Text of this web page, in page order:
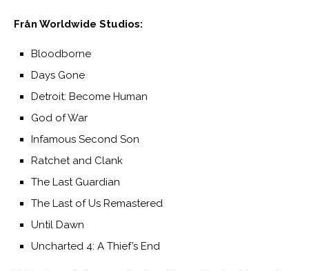
Från Worldwide Studios:
Bloodborne
Days Gone
Detroit: Become Human
God of War
Infamous Second Son
Ratchet and Clank
The Last Guardian
The Last of Us Remastered
Until Dawn
Uncharted 4: A Thief’s End